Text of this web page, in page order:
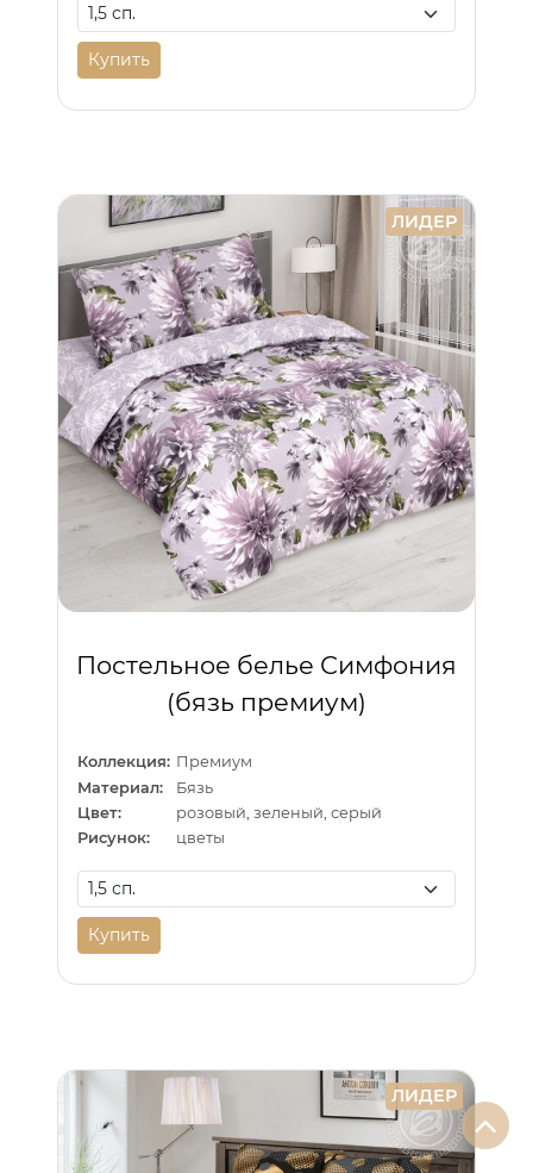
Купить
ЛИДЕР
Постельное белье Симфония
(бязь премиум)
Коллекция: Премиум
Материал:
Бязь
Цвет:
розовый, зеленый, серый
Рисунок:
цветы
Купить
ЛИДЕР